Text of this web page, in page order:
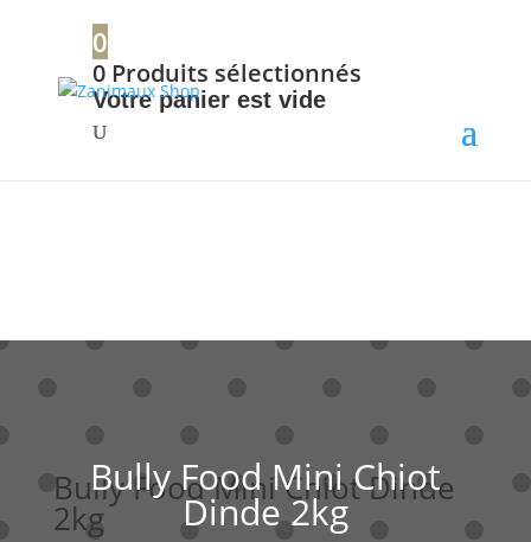
0
0 Produits sélectionnés
Votre panier est vide
Bully Food Mini Chiot
Dinde 2kg
Bully Food Mini Chiot Dinde
2kg